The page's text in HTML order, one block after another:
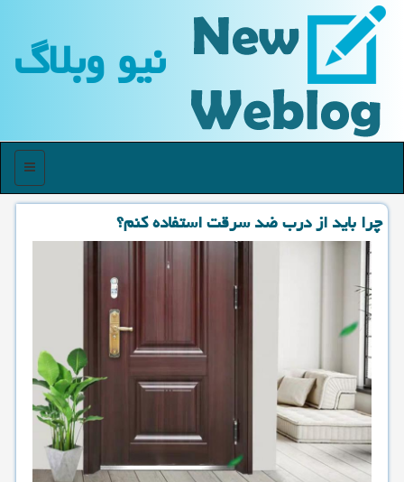
نیو وبلاگ
منو
چرا باید از درب ضد سرقت استفاده كنم؟